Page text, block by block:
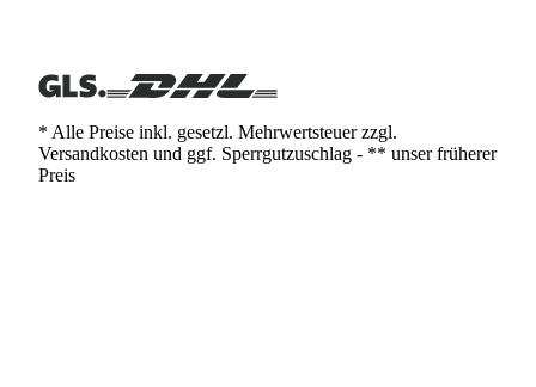
* Alle Preise inkl. gesetzl. Mehrwertsteuer zzgl.
Versandkosten und ggf. Sperrgutzuschlag - ** unser früherer
Preis